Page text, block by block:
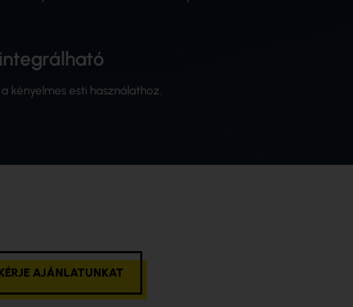
kényelmes esti használathoz.
AJÁNLATUNKAT